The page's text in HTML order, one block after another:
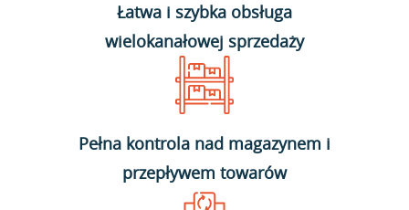
Łatwa i szybka obsługa
wielokanałowej sprzedaży
Pełna kontrola nad magazynem i
przepływem towarów